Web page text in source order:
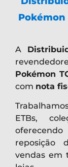
Pokémon
A
Pokémon
com nota
ETBs,
oferecendo
reposição
vendas em